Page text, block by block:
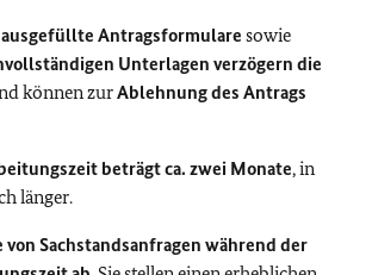
Antragsformulare sowie
Unterlagen verzögern die
können zurAblehnung des Antrags
beträgt ca. zwei Monate, in
länger.
von Sachstandsanfragen während der